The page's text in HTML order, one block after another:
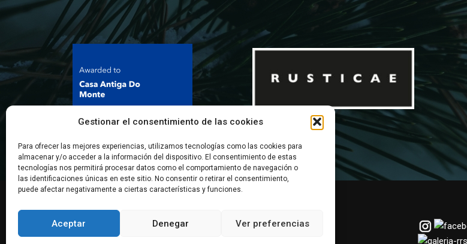
Gestionar el consentimiento de las cookies
Para ofrecer las mejores experiencias, utilizamos tecnologías como las cookies para
almacenar y/o acceder a la información del dispositivo. El consentimiento de estas
tecnologías nos permitirá procesar datos como el comportamiento de navegación o
las identificaciones únicas en este sitio. No consentir o retirar el consentimiento,
puede afectar negativamente a ciertas características y funciones.
Aceptar Denegar Ver preferencias
Legal warning Cookies policy Privacy Policy